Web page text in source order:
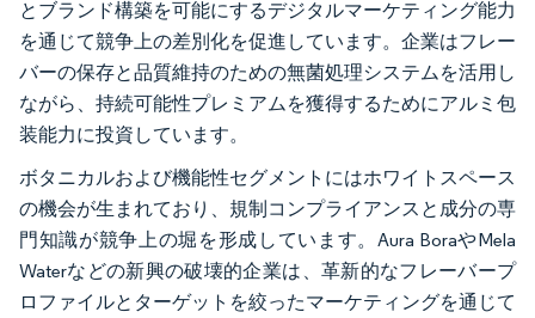
とブランド構築を可能にするデジタルマーケティング能力
を通じて競争上の差別化を促進しています。企業はフレー
バーの保存と品質維持のための無菌処理システムを活用し
ながら、持続可能性プレミアムを獲得するためにアルミ包
装能力に投資しています。
ボタニカルおよび機能性セグメントにはホワイトスペース
の機会が生まれており、規制コンプライアンスと成分の専
門知識が競争上の堀を形成しています。Aura BoraやMela
Waterなどの新興の破壊的企業は、革新的なフレーバープ
ロファイルとターゲットを絞ったマーケティングを通じて